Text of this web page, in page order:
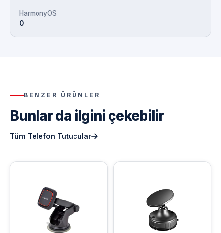
HarmonyOS
0
BENZER ÜRÜNLER
Bunlar da ilgini çekebilir
Tüm Telefon Tutucular